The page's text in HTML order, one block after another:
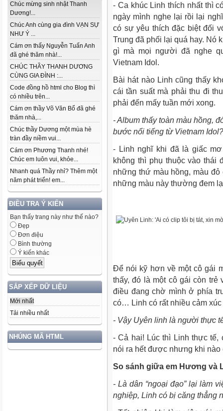
Chúc mừng sinh nhật Thanh
Dương!...
Chúc Anh cùng gia đình VẠN SỰ
NHƯ Ý ...
Cám ơn thấy Nguyễn Tuấn Anh
đã ghé thăm nhà!...
CHÚC THẦY THANH DƯƠNG
CÙNG GIA ĐÌNH :...
Code đồng hồ html cho Blog thì
có nhiều trên...
Cám ơn thầy Võ Văn Bổ đã ghé
thăm nhà,...
Chúc thầy Dương một mùa hè
tràn đầy niềm vui...
Cám ơn Phương Thanh nhé!
Chúc em luôn vui, khỏe...
Nhanh quá Thầy nhỉ? Thêm một
năm phát triển! em...
ĐIỀU TRA Ý KIẾN
Bạn thấy trang này như thế nào?
Đẹp
Đơn điệu
Bình thường
Ý kiến khác
SẮP XẾP DỮ LIỆU
Mới nhất
Tải nhiều nhất
NHÚNG MÃ HTML
- Ca khúc Linh thích nhất thì
ngày mình nghe lại rồi lại
có sự yêu thích đặc biệt đối
Trung đã phối lại quá hay. Nó
gì mà mọi người đã nghe
Vietnam Idol.
Bài hát nào Linh cũng thấy
cái tần suất mà phải thu đi
phải đến mấy tuần mới xong.
- Album thấy toàn màu hồng,
bước nổi tiếng từ Vietnam Idol?
- Linh nghĩ khi đã là giấc
không thì phụ thuộc vào thái
những thứ màu hồng, màu
những màu này thường đem
Để nói kỹ hơn về một cô gái
thấy, đó là một cô gái còn
điều đang chờ mình ở phía
có… Linh có rất nhiều cảm xúc
- Vậy Uyên linh là người thực
- Cả hai! Lúc thì Linh thực tế,
nói ra hết được nhưng khi
So sánh giữa em Hương và
- Là dân “ngoại đạo” lại làm
nghiệp, Linh có bị căng thẳng